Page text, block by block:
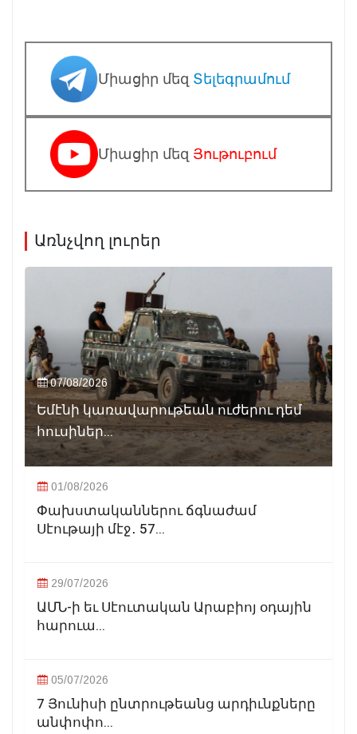
Միացիր մեզ Տելեգրամում
Միացիր մեզ Յութուբում
Առնչվող լուրեր
07/08/2026
Եմէնի կառավարութեան ուժերու դեմ
հուսիներ...
01/08/2026
Փախստականներու ճգնաժամ
Սէութայի մէջ․ 57...
29/07/2026
ԱՄՆ-ի եւ Սէուտական Արաբիոյ օդային
հարուա...
05/07/2026
7 Յունիսի ընտրութեանց արդիւնքները
անփոփո...